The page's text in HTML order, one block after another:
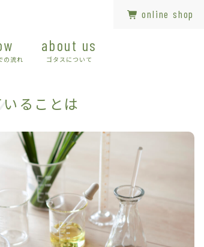
の流れ
about us
ゴタスについて
online shop
ることは